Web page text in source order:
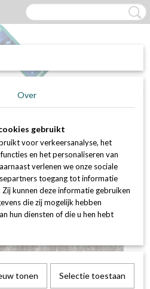
/ Filterkasten
Filterboxen tegen
en overige luchtvervuiling
van WTW systeem en
Over
gebruikt
voor verkeersanalyse, het
en het personaliseren van
verlenen we onze sociale
toegang tot informatie
kunnen deze informatie gebruiken
die zij mogelijk hebben
hun diensten of die u hen hebt
tonen Selectie toestaan